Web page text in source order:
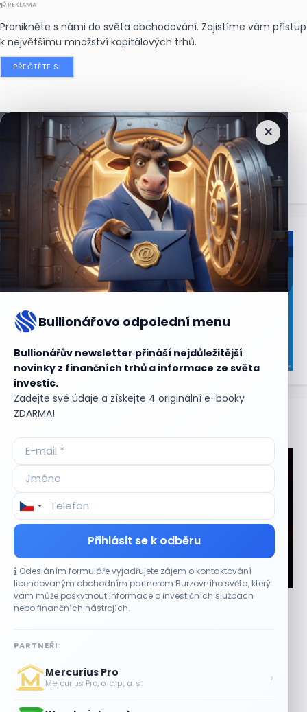
REKLAMA
Pronikněte s námi do světa obchodování. Zajistíme vám přístup
k největšímu množství kapitálových trhů.
PŘEČTĚTE SI
×
Bullionářovo odpolední menu
Bullionářův newsletter přináší nejdůležitější
novinky z finančních trhů a informace ze světa
investic.
Zadejte své údaje a získejte 4 originální e-booky
ZDARMA!
Přihlásit se k odběru
Odesláním formuláře vyjadřujete zájem o kontaktování
licencovaným obchodním partnerem Burzovního světa, který
vám může poskytnout informace o investičních službách
nebo finančních nástrojích.
PARTNEŘI:
Mercurius Pro
Mercurius Pro, o. c. p., a. s. ›
Nejčtenějšízprávy
Aktuální
CO HÝBE TRHEM
Plány Starlinku srazily akcie T-Mobile, AT&T a
vedení společnosti SpaceX (SPCX) během hovoru k
výsledkům za druhé čtvrtletí obnovily obavy z dopadu...